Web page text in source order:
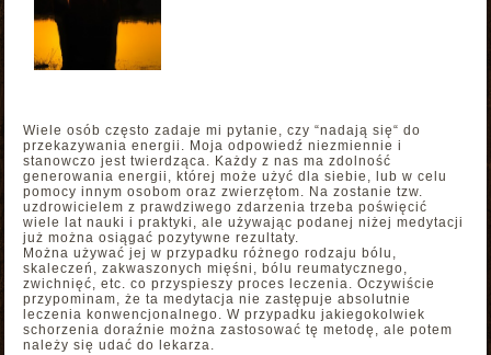
Wiele osób często zadaje mi pytanie, czy “nadają się“ do
przekazywania energii. Moja odpowiedź niezmiennie i
stanowczo jest twierdząca. Każdy z nas ma zdolność
generowania energii, której może użyć dla siebie, lub w celu
pomocy innym osobom oraz zwierzętom. Na zostanie tzw.
uzdrowicielem z prawdziwego zdarzenia trzeba poświęcić
wiele lat nauki i praktyki, ale używając podanej niżej medytacji
już można osiągać pozytywne rezultaty.
Można używać jej w przypadku różnego rodzaju bólu,
skaleczeń, zakwaszonych mięśni, bólu reumatycznego,
zwichnięć, etc. co przyspieszy proces leczenia. Oczywiście
przypominam, że ta medytacja nie zastępuje absolutnie
leczenia konwencjonalnego. W przypadku jakiegokolwiek
schorzenia doraźnie można zastosować tę metodę, ale potem
należy się udać do lekarza.